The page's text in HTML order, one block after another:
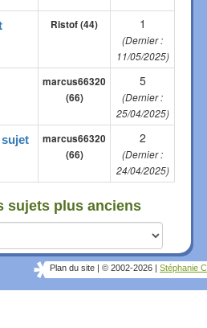
Ristof (44) 1
(Dernier :
11/05/2025)
marcus66320
(66)
5
(Dernier :
25/04/2025)
marcus66320
(66)
2
(Dernier :
24/04/2025)
sujets plus anciens
Plan du site © 2002-2026 Stéphanie C